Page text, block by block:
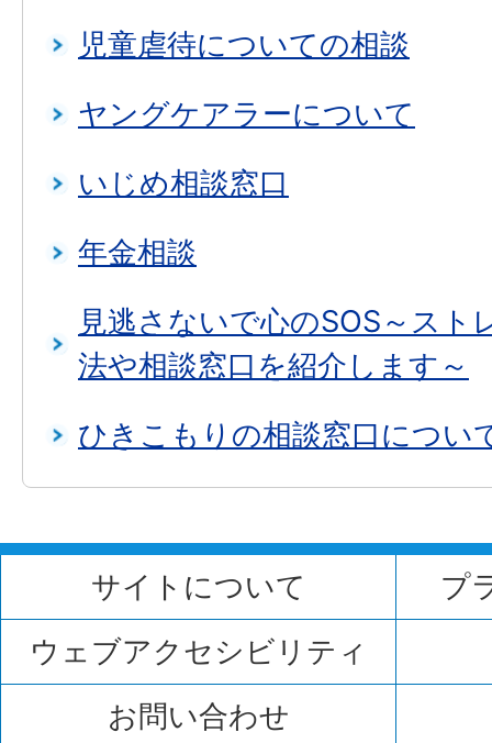
児童虐待についての相談
ヤングケアラーについて
いじめ相談窓口
年金相談
見逃さないで心のSOS～スト
法や相談窓口を紹介します～
ひきこもりの相談窓口につい
サイトについて
プ
ウェブアクセシビリティ
お問い合わせ